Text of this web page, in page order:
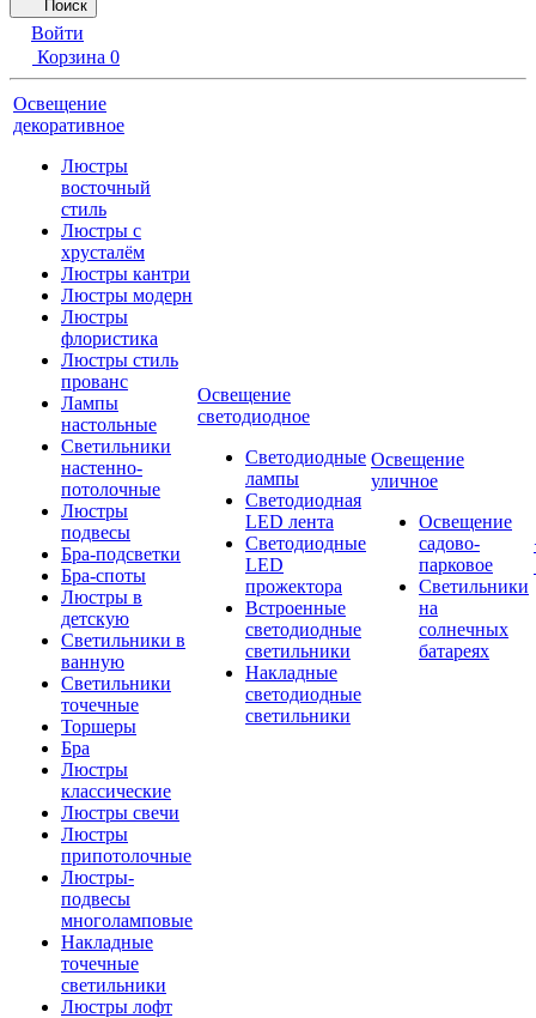
Поиск
Войти
Корзина 0
Освещение
декоративное
Люстры
восточный
стиль
Люстры с
хрусталём
Люстры кантри
Люстры модерн
Люстры
флористика
Люстры стиль
прованс
Лампы
настольные
Светильники
настенно-
потолочные
Люстры
подвесы
Бра-подсветки
Бра-споты
Люстры в
детскую
Светильники в
ванную
Светильники
точечные
Торшеры
Бра
Люстры
классические
Люстры свечи
Люстры
припотолочные
Люстры-
подвесы
многоламповые
Накладные
точечные
светильники
Люстры лофт
Освещение
светодиодное
Светодиодные
лампы
Светодиодная
LED лента
Светодиодные
LED
прожектора
Встроенные
светодиодные
светильники
Накладные
светодиодные
светильники
Освещение
уличное
Освещение
садово-
парковое
Светильники
на
солнечных
батареях